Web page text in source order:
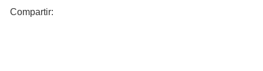
Compartir: